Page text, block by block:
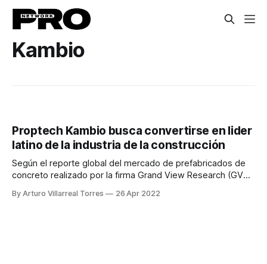
Kambio
Proptech Kambio busca convertirse en lider
latino de la industria de la construcción
Según el reporte global del mercado de prefabricados de
concreto realizado por la firma Grand View Research (GVR),
dólares y se estima que crecerá a un ritmo de 6.3 % entre
By Arturo Villarreal Torres 26 Apr 2022